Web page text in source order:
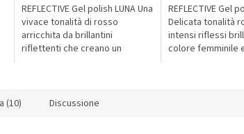
REFLECTIVE Gel polish LUNA Una
vivace tonalità di rosso
arricchita da brillantini
riflettenti che creano un
REFLECTIVE Gel
Delicata tonalità
intensi riflessi
colore femminile
(10) Discussione